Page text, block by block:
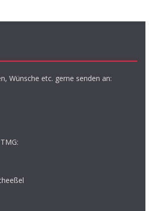
Wünsche etc. gerne senden an: